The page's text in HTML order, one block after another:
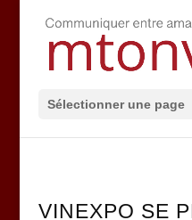
Sélectionner une page
VINEXPO SE